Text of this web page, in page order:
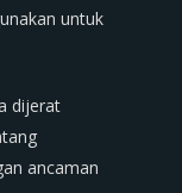
untuk
dijerat
ancaman